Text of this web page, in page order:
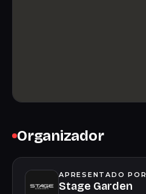
Organizador
APRESENTADO POR
Stage Garden